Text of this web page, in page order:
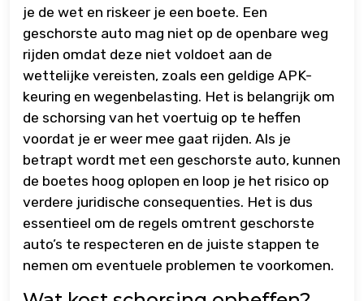
je de wet en riskeer je een boete. Een
geschorste auto mag niet op de openbare weg
rijden omdat deze niet voldoet aan de
wettelijke vereisten, zoals een geldige APK-
keuring en wegenbelasting. Het is belangrijk om
de schorsing van het voertuig op te heffen
voordat je er weer mee gaat rijden. Als je
betrapt wordt met een geschorste auto, kunnen
de boetes hoog oplopen en loop je het risico op
verdere juridische consequenties. Het is dus
essentieel om de regels omtrent geschorste
auto’s te respecteren en de juiste stappen te
nemen om eventuele problemen te voorkomen.